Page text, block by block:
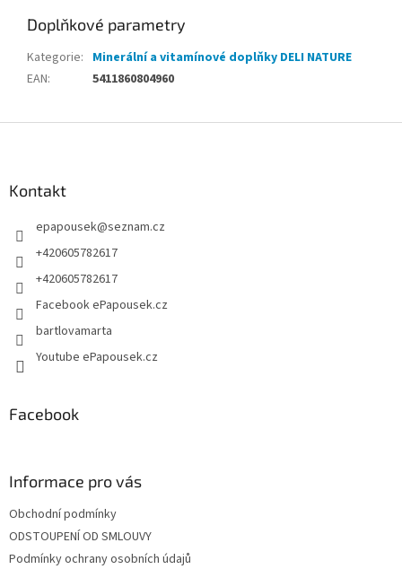
Doplňkové parametry
Kategorie: Minerální a vitamínové doplňky DELI NATURE
EAN: 5411860804960
Kontakt
epapousek@seznam.cz
+420605782617
+420605782617
Facebook ePapousek.cz
bartlovamarta
Youtube ePapousek.cz
Facebook
Informace pro vás
Obchodní podmínky
ODSTOUPENÍ OD SMLOUVY
Podmínky ochrany osobních údajů